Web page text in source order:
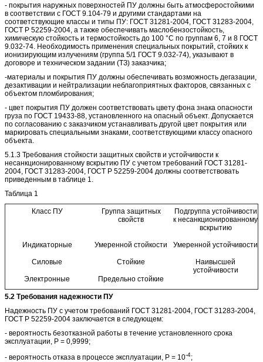
- покрытия наружных поверхностей ПУ должны быть атмосферостойкими
в соответствии с ГОСТ 9.104-79 и другими стандартами на
соответствующие классы и типы ПУ: ГОСТ 31281-2004, ГОСТ 31283-2004,
ГОСТ Р 52259-2004, а также обеспечивать маслобензостойкость,
химическую стойкость и термостойкость до 100 °С по группам 6, 7 и 8 ГОСТ
9.032-74. Необходимость применения специальных покрытий, стойких к
ионизирующим излучениям (группа 5/1 ГОСТ 9.032-74), указывают в
договоре и техническом задании (ТЗ) заказчика;
-материалы и покрытия ПУ должны обеспечивать возможность дегазации,
дезактивации и нейтрализации неблагоприятных факторов, связанных с
объектом пломбирования;
- цвет покрытия ПУ должен соответствовать цвету фона знака опасности
груза по ГОСТ 19433-88, установленного на опасный объект. Допускается
по согласованию с заказчиком устанавливать другой цвет покрытия или
маркировать специальными знаками, соответствующими классу опасного
объекта.
5.1.3 Требования стойкости защитных свойств и устойчивости к
несанкционированному вскрытию ПУ с учетом требований ГОСТ 31281-
2004, ГОСТ 31283-2004, ГОСТ Р 52259-2004 должны соответствовать
приведенным в таблице 1.
Таблица 1
Класс ПУ
Группа защитных
свойств
Подгруппа устойчивости
к несанкционированному
вскрытию
Индикаторные Умеренной стойкости Умеренной устойчивости
Силовые Стойкие
Наивысшей
устойчивости
Электронные
Предельно стойкие
5.2 Требования надежности ПУ
Надежность ПУ с учетом требований ГОСТ 31281-2004, ГОСТ 31283-2004,
ГОСТ Р 52259-2004 заключается в следующем:
- вероятность безотказной работы в течение установленного срока
эксплуатации, Р = 0,9999;
- вероятность отказа в процессе эксплуатации, Р = 10-4;